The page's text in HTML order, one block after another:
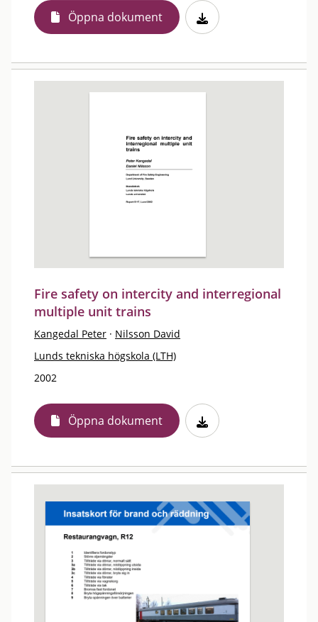
Öppna dokument
Fire safety on intercity and interregional
multiple unit trains
Kangedal Peter · Nilsson David
Lunds tekniska högskola (LTH)
2002
Öppna dokument